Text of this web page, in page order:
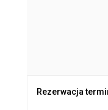
Rezerwacja